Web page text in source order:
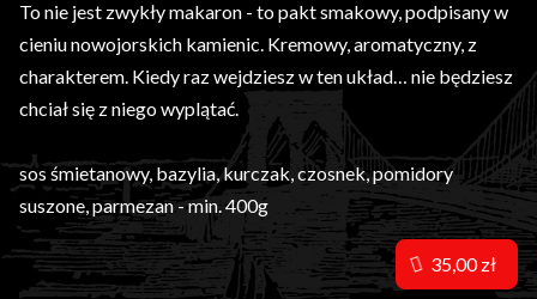
To nie jest zwykły makaron - to pakt smakowy, podpisany w
cieniu nowojorskich kamienic. Kremowy, aromatyczny, z
charakterem. Kiedy raz wejdziesz w ten układ… nie będziesz
chciał się z niego wyplątać.
sos śmietanowy, bazylia, kurczak, czosnek, pomidory
suszone, parmezan - min. 400g